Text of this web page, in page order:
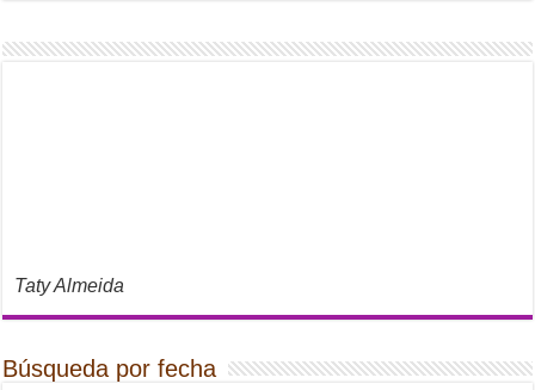
Taty Almeida
Búsqueda por fecha